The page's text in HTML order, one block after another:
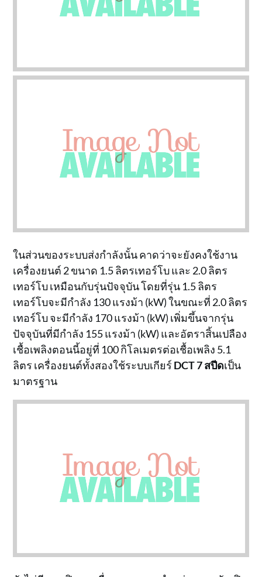
ในส่วนของระบบส่งกำลังนั้น คาดว่าจะยังคงใช้งาน
เครื่องยนต์ 2 ขนาด 1.5 ลิตรเทอร์โบ และ 2.0 ลิตร
เทอร์โบ เหมือนกับรุ่นปัจจุบัน โดยที่รุ่น 1.5 ลิตร
เทอร์โบจะมีกำลัง 130 แรงม้า (kW) ในขณะที่ 2.0 ลิตร
เทอร์โบ จะมีกำลัง 170 แรงม้า (kW) เพิ่มขึ้นจากรุ่น
ปัจจุบันที่มีกำลัง 155 แรงม้า (kW) และอัตราสิ้นเปลือง
เชื้อเพลิงตอนนี้อยู่ที่ 100 กิโลเมตรต่อเชื้อเพลิง 5.1
ลิตร เครื่องยนต์ทั้งสองใช้ระบบเกียร์ DCT 7 สปีดเป็น
มาตรฐาน